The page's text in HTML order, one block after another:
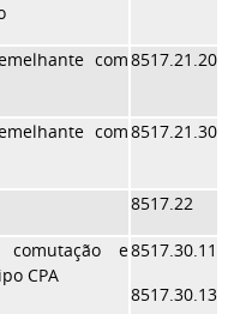
com8517.21.20
com8517.21.30
8517.22
comutação e
CPA
8517.30.11
8517.30.13